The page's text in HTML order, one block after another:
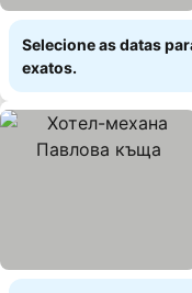
Selecione as datas
exatos.